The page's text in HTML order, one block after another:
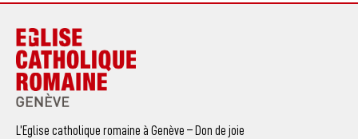
L’Eglise catholique romaine à Genève – Don de joie